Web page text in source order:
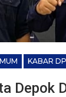
KABAR
Depok